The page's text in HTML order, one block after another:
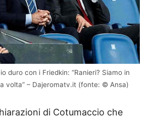
duro con i Friedkin: “Ranieri? Siamo in
volta” – Dajeromatv.it (fonte: © Ansa)
di Cotumaccio che